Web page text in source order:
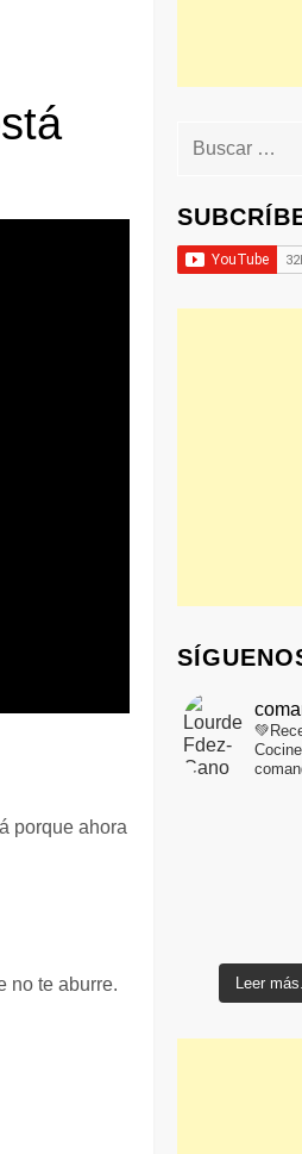
porque ahora
no te aburre.
Buscar:
Leer